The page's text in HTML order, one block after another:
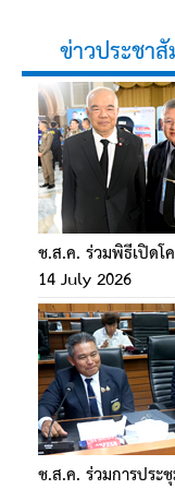
ข่าวประชา
ช.ส.ค. ร่วมพิธีเปิดโ
14 July 2026
ช.ส.ค. ร่วมการประ